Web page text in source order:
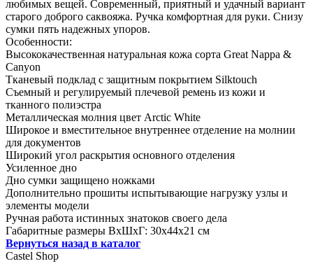
любимых вещей. Современный, приятный и удачный вариант
старого доброго саквояжа. Ручка комфортная для руки. Снизу
сумки пять надежных упоров.
Особенности:
Высококачественная натуральная кожа сорта Great Nappa &
Canyon
Тканевый подклад с защитным покрытием Silktouch
Съемный и регулируемый плечевой ремень из кожи и
тканного полиэстра
Металлическая молния цвет Arctic White
Широкое и вместительное внутреннее отделение на молнии
для документов
Широкий угол раскрытия основного отделения
Усиленное дно
Дно сумки защищено ножками
Дополнительно прошиты испытывающие нагрузку узлы и
элементы модели
Ручная работа истинных знатоков своего дела
Габаритные размеры ВхШхГ: 30х44х21 см
Вернуться назад в каталог
Castel Shop